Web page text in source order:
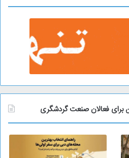
برای فعالان صنعت گردشگری